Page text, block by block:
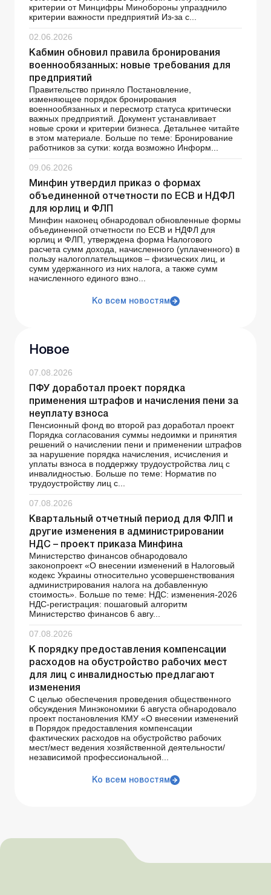
критерии от Минцифры Минобороны упразднило
критерии важности предприятий Из-за с...
02.06.2026
Кабмин обновил правила бронирования
военнообязанных: новые требования для
предприятий
Правительство приняло Постановление,
изменяющее порядок бронирования
военнообязанных и пересмотр статуса критически
важных предприятий. Документ устанавливает
новые сроки и критерии бизнеса. Детальнее читайте
в этом материале. Больше по теме: Бронирование
работников за сутки: когда возможно Информ...
09.06.2026
Минфин утвердил приказ о формах
объединенной отчетности по ЕСВ и НДФЛ
для юрлиц и ФЛП
Минфин наконец обнародовал обновленные формы
объединенной отчетности по ЕСВ и НДФЛ для
юрлиц и ФЛП, утверждена форма Налогового
расчета сумм дохода, начисленного (уплаченного) в
пользу налогоплательщиков – физических лиц, и
сумм удержанного из них налога, а также сумм
начисленного единого взно...
Ко всем новостям
Новое
07.08.2026
ПФУ доработал проект порядка
применения штрафов и начисления пени за
неуплату взноса
Пенсионный фонд во второй раз доработал проект
Порядка согласования суммы недоимки и принятия
решений о начислении пени и применении штрафов
за нарушение порядка начисления, исчисления и
уплаты взноса в поддержку трудоустройства лиц с
инвалидностью. Больше по теме: Норматив по
трудоустройству лиц с...
07.08.2026
Квартальный отчетный период для ФЛП и
другие изменения в администрировании
НДС – проект приказа Минфина
Министерство финансов обнародовало
законопроект «О внесении изменений в Налоговый
кодекс Украины относительно усовершенствования
администрирования налога на добавленную
стоимость». Больше по теме: НДС: изменения-2026
НДС-регистрация: пошаговый алгоритм
Министерство финансов 6 авгу...
07.08.2026
К порядку предоставления компенсации
расходов на обустройство рабочих мест
для лиц с инвалидностью предлагают
изменения
С целью обеспечения проведения общественного
обсуждения Минэкономики 6 августа обнародовало
проект постановления КМУ «О внесении изменений
в Порядок предоставления компенсации
фактических расходов на обустройство рабочих
мест/мест ведения хозяйственной деятельности/
независимой профессиональной...
Ко всем новостям